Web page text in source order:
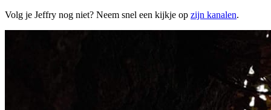
Volg je Jeffry nog niet? Neem snel een kijkje op zijn kanalen.